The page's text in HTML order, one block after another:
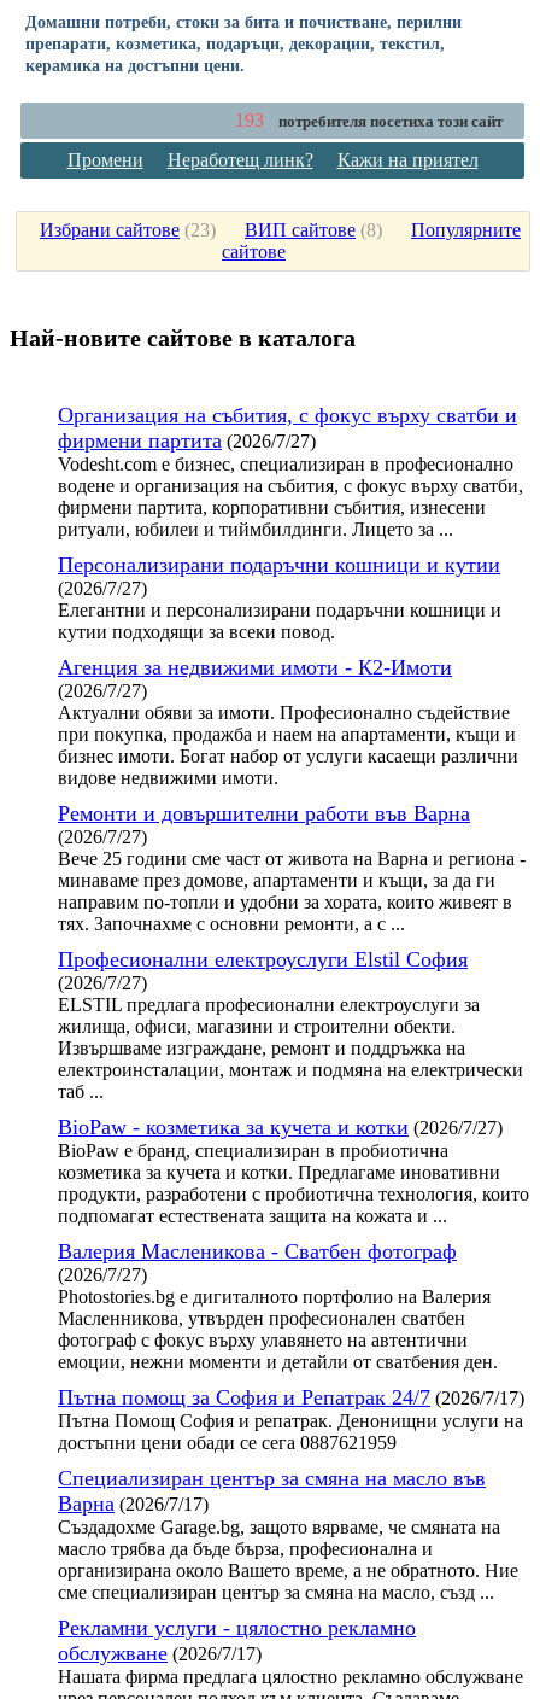
Домашни потреби, стоки за бита и почистване, перилни
препарати, козметика, подаръци, декорации, текстил,
керамика на достъпни цени.
193 потребителя посетиха този сайт
Промени Неработещ линк? Кажи на приятел
Избрани сайтове (23) ВИП сайтове (8) Популярните
сайтове
Най-новите сайтoве в каталога
Организация на събития, с фокус върху сватби и
фирмени партита (2026/7/27)
Vodesht.com е бизнес, специализиран в професионално
водене и организация на събития, с фокус върху сватби,
фирмени партита, корпоративни събития, изнесени
ритуали, юбилеи и тиймбилдинги. Лицето за ...
Персонализирани подаръчни кошници и кутии
(2026/7/27)
Елегантни и персонализирани подаръчни кошници и
кутии подходящи за всеки повод.
Агенция за недвижими имоти - К2-Имоти
(2026/7/27)
Актуални обяви за имоти. Професионално съдействие
при покупка, продажба и наем на апартаменти, къщи и
бизнес имоти. Богат набор от услуги касаещи различни
видове недвижими имоти.
Ремонти и довършителни работи във Варна
(2026/7/27)
Вече 25 години сме част от живота на Варна и региона -
минаваме през домове, апартаменти и къщи, за да ги
направим по-топли и удобни за хората, които живеят в
тях. Започнахме с основни ремонти, а с ...
Професионални електроуслуги Elstil София
(2026/7/27)
ELSTIL предлага професионални електроуслуги за
жилища, офиси, магазини и строителни обекти.
Извършваме изграждане, ремонт и поддръжка на
електроинсталации, монтаж и подмяна на електрически
таб ...
BioPaw - козметика за кучета и котки (2026/7/27)
BioPaw е бранд, специализиран в пробиотична
козметика за кучета и котки. Предлагаме иновативни
продукти, разработени с пробиотична технология, които
подпомагат естествената защита на кожата и ...
Валерия Масленикова - Сватбен фотограф
(2026/7/27)
Photostories.bg е дигиталното портфолио на Валерия
Масленникова, утвърден професионален сватбен
фотограф с фокус върху улавянето на автентични
емоции, нежни моменти и детайли от сватбения ден.
Пътна помощ за София и Репатрак 24/7 (2026/7/17)
Пътна Помощ София и репатрак. Денонищни услуги на
достъпни цени обади се сега 0887621959
Специализиран център за смяна на масло във
Варна (2026/7/17)
Създадохме Garage.bg, защото вярваме, че смяната на
масло трябва да бъде бърза, професионална и
организирана около Вашето време, а не обратното. Ние
сме специализиран център за смяна на масло, създ ...
Рекламни услуги - цялостно рекламно
обслужване (2026/7/17)
Нашата фирма предлага цялостно рекламно обслужване